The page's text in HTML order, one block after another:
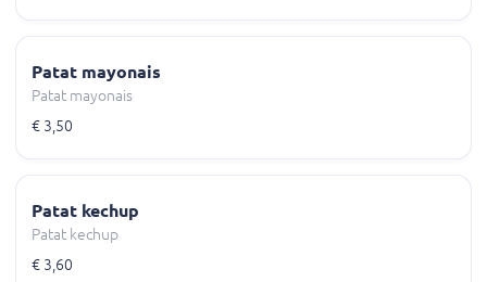
Patat mayonais
Patat mayonais
€ 3,50
Patat kechup
Patat kechup
€ 3,60